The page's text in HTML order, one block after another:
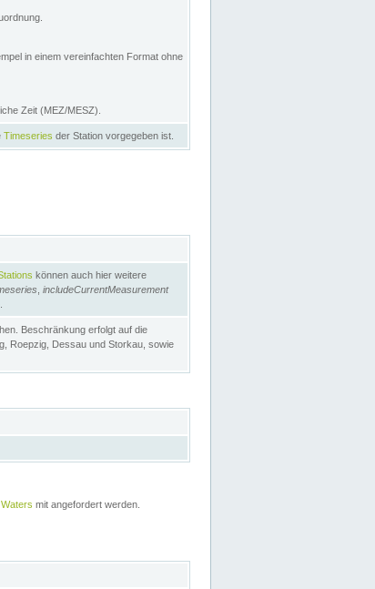
in einem vereinfachten Format ohne
Zeit (MEZ/MESZ).
Timeseries der Station vorgegeben ist.
können auch hier weitere
includeCurrentMeasurement
Beschränkung erfolgt auf die
Roepzig, Dessau und Storkau, sowie
Waters mit angefordert werden.